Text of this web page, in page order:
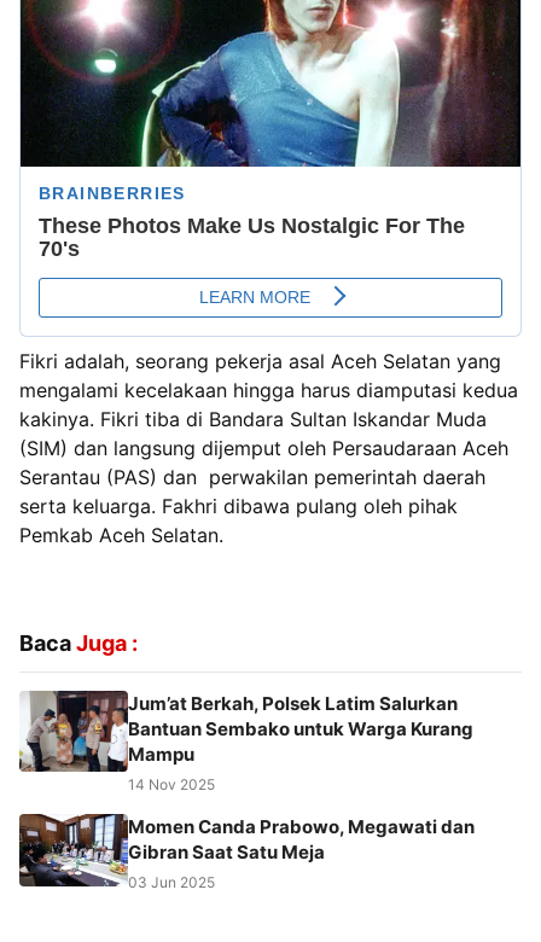
Fikri adalah, seorang pekerja asal Aceh Selatan yang
mengalami kecelakaan hingga harus diamputasi kedua
kakinya. Fikri tiba di Bandara Sultan Iskandar Muda
(SIM) dan langsung dijemput oleh Persaudaraan Aceh
Serantau (PAS) dan perwakilan pemerintah daerah
serta keluarga. Fakhri dibawa pulang oleh pihak
Pemkab Aceh Selatan.
BacaJuga :
Jum’at Berkah, Polsek Latim Salurkan
Bantuan Sembako untuk Warga Kurang
Mampu
14 Nov 2025
Momen Canda Prabowo, Megawati dan
Gibran Saat Satu Meja
03 Jun 2025